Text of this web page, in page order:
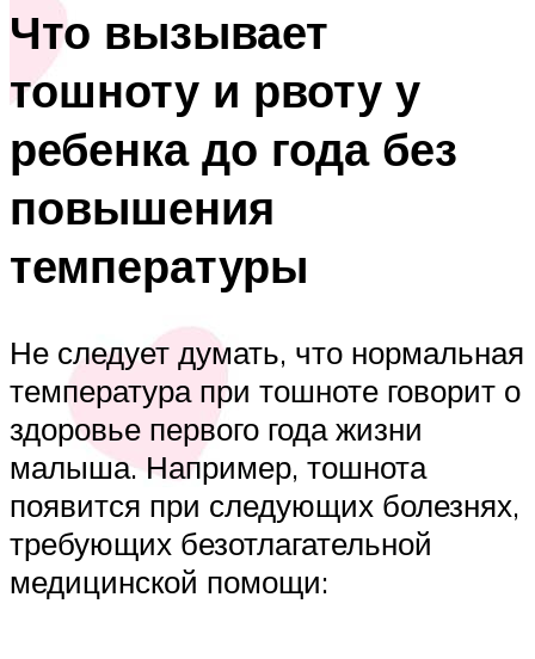
Что вызывает
тошноту и рвоту у
ребенка до года без
повышения
температуры
Не следует думать, что нормальная
температура при тошноте говорит о
здоровье первого года жизни
малыша. Например, тошнота
появится при следующих болезнях,
требующих безотлагательной
медицинской помощи: